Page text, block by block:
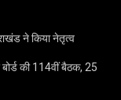
ने किया नेतृत्व
की 114वीं बैठक, 25